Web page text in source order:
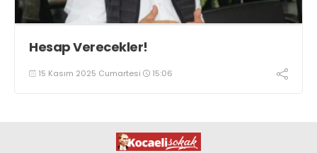
Hesap Verecekler!
15 Kasım 2025 Cumartesi 15:06